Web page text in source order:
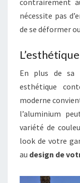
contrairement
nécessite pas
de se déformer
En plus de sa
esthétique
moderne
l’aluminium
variété de
look de votre
au design de